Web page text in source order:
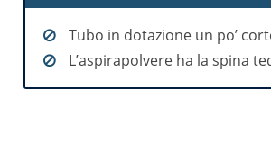
Tubo in dotazione un po’
L’aspirapolvere ha la spina